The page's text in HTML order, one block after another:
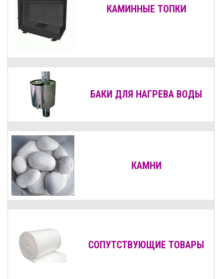
КАМИННЫЕ ТОПКИ
БАКИ ДЛЯ НАГРЕВА ВОДЫ
КАМНИ
СОПУТСТВУЮЩИЕ ТОВАРЫ